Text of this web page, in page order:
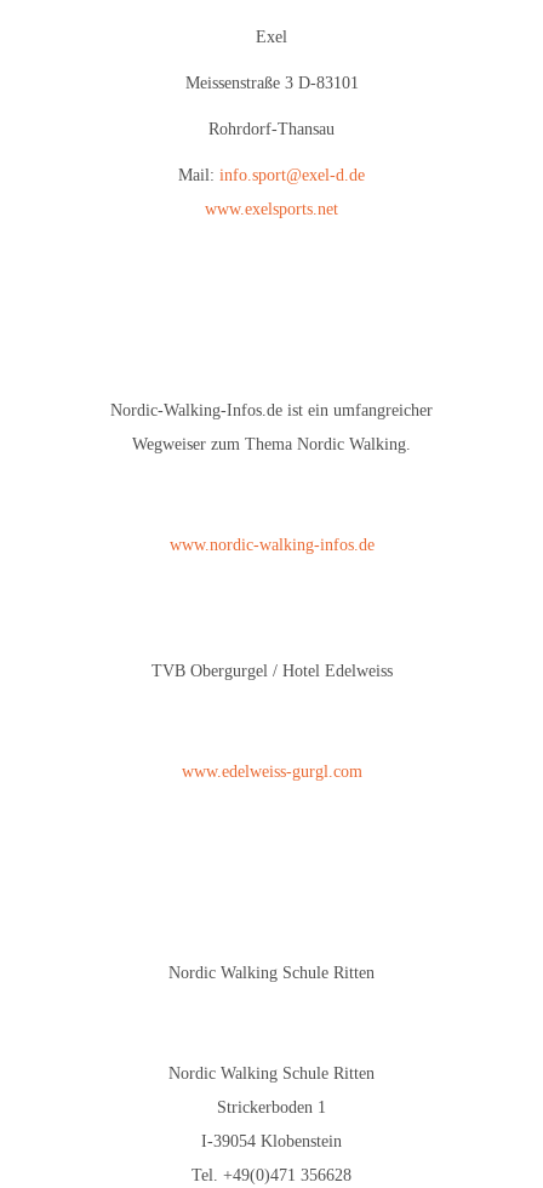
Exel
Meissenstraße 3 D-83101
Rohrdorf-Thansau
Mail: info.sport@exel-d.de
www.exelsports.net
Nordic-Walking-Infos.de ist ein umfangreicher
Wegweiser zum Thema Nordic Walking.
www.nordic-walking-infos.de
TVB Obergurgel / Hotel Edelweiss
www.edelweiss-gurgl.com
Nordic Walking Schule Ritten
Nordic Walking Schule Ritten
Strickerboden 1
I-39054 Klobenstein
Tel. +49(0)471 356628